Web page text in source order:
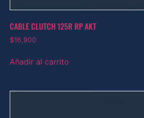
CABLE CLUTCH 125R RP AKT
$16,900
Añadir al carrito